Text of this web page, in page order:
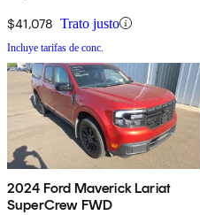
$41,078 Trato justo
Incluye tarifas de conc.
2024 Ford Maverick Lariat
SuperCrew FWD